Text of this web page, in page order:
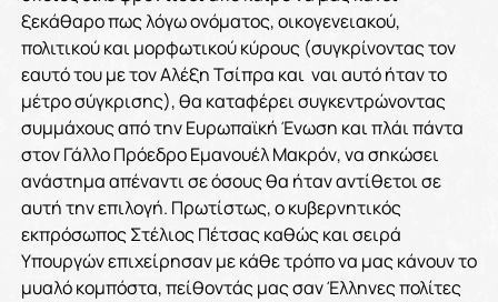
ξεκάθαρο πως λόγω ονόματος, οικογενειακού,
πολιτικού και μορφωτικού κύρους (συγκρίνοντας τον
εαυτό του με τον Αλέξη Τσίπρα και ναι αυτό ήταν το
μέτρο σύγκρισης), θα καταφέρει συγκεντρώνοντας
συμμάχους από την Ευρωπαϊκή Ένωση και πλάι πάντα
στον Γάλλο Πρόεδρο Εμανουέλ Μακρόν, να σηκώσει
ανάστημα απέναντι σε όσους θα ήταν αντίθετοι σε
αυτή την επιλογή. Πρωτίστως, ο κυβερνητικός
εκπρόσωπος Στέλιος Πέτσας καθώς και σειρά
Υπουργών επιχείρησαν με κάθε τρόπο να μας κάνουν το
μυαλό κομπόστα, πείθοντάς μας σαν Έλληνες πολίτες